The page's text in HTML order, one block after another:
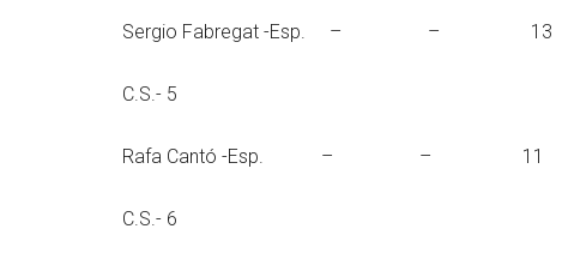
Sergio Fabregat -
C.S.- 5
Rafa Cantó -
C.S.- 6